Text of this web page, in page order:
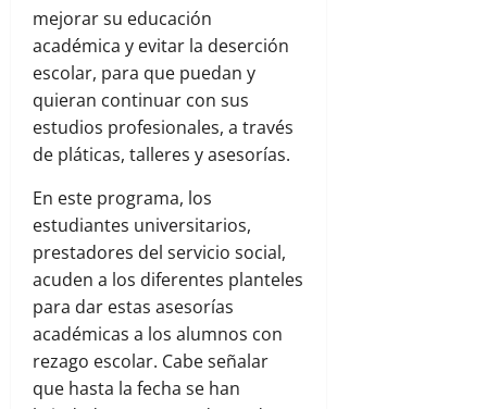
mejorar su educación
académica y evitar la deserción
escolar, para que puedan y
quieran continuar con sus
estudios profesionales, a través
de pláticas, talleres y asesorías.
En este programa, los
estudiantes universitarios,
prestadores del servicio social,
acuden a los diferentes planteles
para dar estas asesorías
académicas a los alumnos con
rezago escolar. Cabe señalar
que hasta la fecha se han